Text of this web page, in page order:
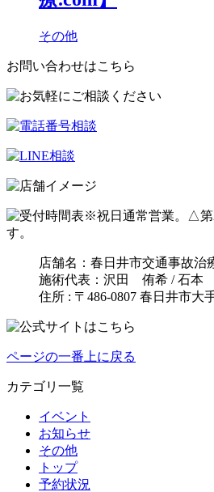
その他
お問い合わせはこちら
※祝日通常営業。△第
す。
店舗名：春日井市交通事故治
施術代表：沢田 侑希 / 石本
住所 : 〒486-0807 春日井市大
ページの一番上に戻る
カテゴリ一覧
イベント
お知らせ
その他
トップ
予約状況